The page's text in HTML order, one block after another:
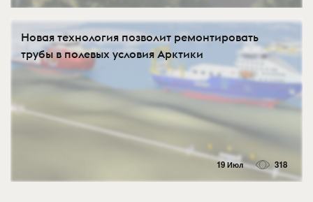
Новая технология позволит ремонтировать
трубы в полевых условия Арктики
19 Июл 318